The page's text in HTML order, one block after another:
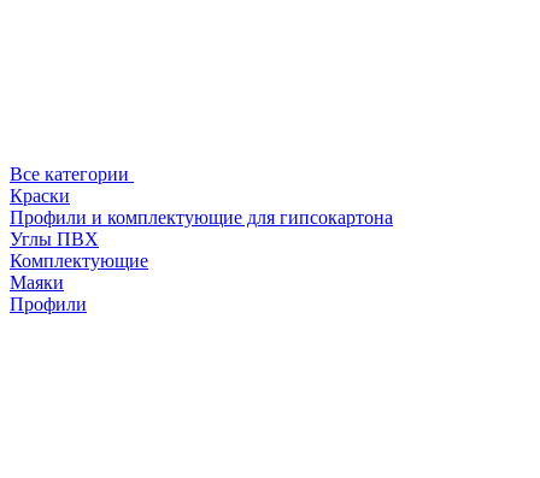
Все категории
Краски
Профили и комплектующие для гипсокартона
Углы ПВХ
Комплектующие
Маяки
Профили